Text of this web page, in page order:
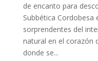
de encanto para
Subbética Cordobesa
sorprendentes del
natural en el corazón
donde se...